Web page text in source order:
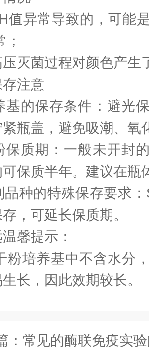
常导致的，可能是
菌过程对颜色产生
注意
的保存条件：避光
紧瓶盖，避免吸潮、氧
质期：一般未开封
保质半年。建议在瓶
种的特殊保存要求：
，可延长保质期。
温馨提示：
培养基中不含水分
长，因此效期较长。
： 常见的酶联免疫实